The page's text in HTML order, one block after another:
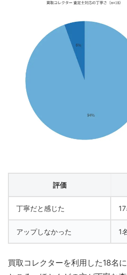
評価
丁寧だと感じた
アップしなかった 1
買取コレクターを利用した18名